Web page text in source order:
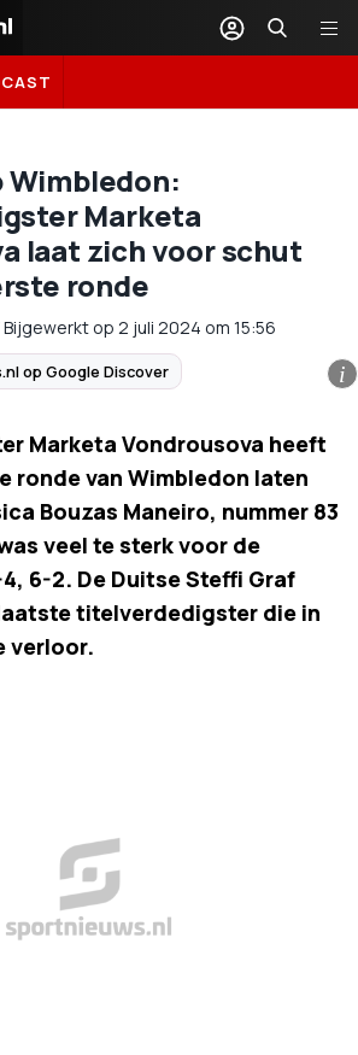
Wimbledon:
Marketa
laat zich voor schut
ronde
Bijgewerkt op 2 juli 2024 om 15:56
op Google Discover i
Marketa Vondrousova heeft
ronde van Wimbledon laten
Bouzas Maneiro, nummer 83
veel te sterk voor de
6-2. De Duitse Steffi Graf
titelverdedigster die in
verloor.